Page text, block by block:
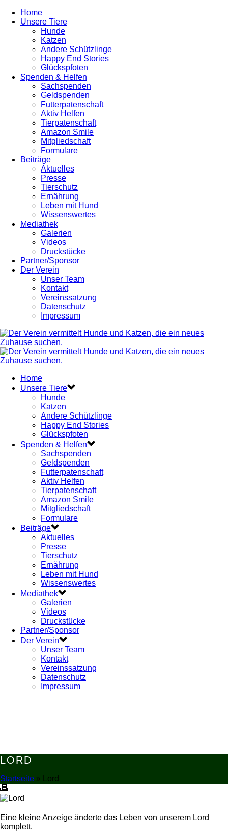
Home
Unsere Tiere
Hunde
Katzen
Andere Schützlinge
Happy End Stories
Glückspfoten
Spenden & Helfen
Sachspenden
Geldspenden
Futterpatenschaft
Aktiv Helfen
Tierpatenschaft
Amazon Smile
Mitgliedschaft
Formulare
Beiträge
Aktuelles
Presse
Tierschutz
Ernährung
Leben mit Hund
Wissenswertes
Mediathek
Galerien
Videos
Druckstücke
Partner/Sponsor
Der Verein
Unser Team
Kontakt
Vereinssatzung
Datenschutz
Impressum
Home
Unsere Tiere
Hunde
Katzen
Andere Schützlinge
Happy End Stories
Glückspfoten
Spenden & Helfen
Sachspenden
Geldspenden
Futterpatenschaft
Aktiv Helfen
Tierpatenschaft
Amazon Smile
Mitgliedschaft
Formulare
Beiträge
Aktuelles
Presse
Tierschutz
Ernährung
Leben mit Hund
Wissenswertes
Mediathek
Galerien
Videos
Druckstücke
Partner/Sponsor
Der Verein
Unser Team
Kontakt
Vereinssatzung
Datenschutz
Impressum
LORD
Startseite » Lord
Eine kleine Anzeige änderte das Leben von unserem Lord
komplett.